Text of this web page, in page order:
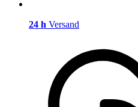
24 h Versand